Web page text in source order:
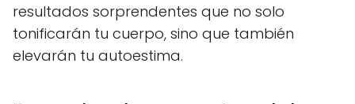
resultados sorprendentes que no solo
tonificarán tu cuerpo, sino que también
elevarán tu autoestima.